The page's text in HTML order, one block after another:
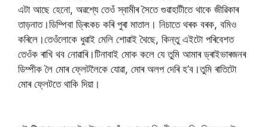
এটা আছে হেনো, অৱশ্যে তেওঁ স্বামীৰ সৈতে গুৱাহাটীতে থাকে জীৱিকাৰ
তাড়নাত।ডিম্পিবা ড্ৰিংকচ কৰি পুৰা মাতাল। নিচাতে থৰক বৰক, বমিও
কৰিলে।তেওঁলোকে ধুৱাই মেলি শোৱাই থৈছে, কিন্তু এইটো পৰিবেশত
তেওঁক ৰাখি থব নোৱাৰি।টিনাবাই মোক কলে যে তুমি আমাৰ ড্ৰাইভাৰজনৰ
ডিম্পীক লৈ মোৰ ফ্লেটলৈকে যোৱা, মোৰ অলপ দেৰি হ’ব।তুমি ৰাতিটো
মোৰ ফ্লেটতে থাকি দিয়া।